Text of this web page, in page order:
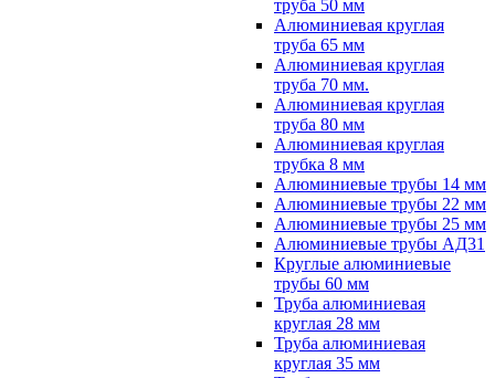
труба 50 мм
Алюминиевая круглая
труба 65 мм
Алюминиевая круглая
труба 70 мм.
Алюминиевая круглая
труба 80 мм
Алюминиевая круглая
трубка 8 мм
Алюминиевые трубы 14 мм
Алюминиевые трубы 22 мм
Алюминиевые трубы 25 мм
Алюминиевые трубы АД31
Круглые алюминиевые
трубы 60 мм
Труба алюминиевая
круглая 28 мм
Труба алюминиевая
круглая 35 мм